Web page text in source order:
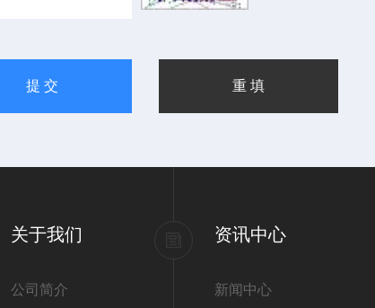
关于我们
公司简介
资讯中心
新闻中心